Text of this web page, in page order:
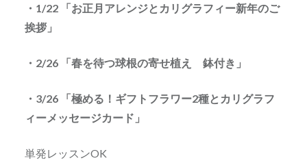
・1/22 「お正月アレンジとカリグラフィー新年のご
挨拶」
・2/26 「春を待つ球根の寄せ植え 鉢付き」
・3/26 「極める！ギフトフラワー2種とカリグラフ
ィーメッセージカード」
単発レッスンOK